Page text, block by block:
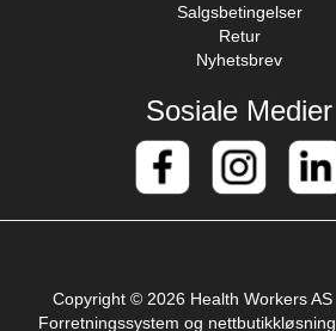
Salgsbetingelser
Retur
Nyhetsbrev
Sosiale Medier
Copyright © 2026 Health Workers
Forretningssystem og nettbutikkløsning